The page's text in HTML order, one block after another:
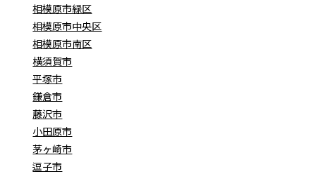
相模原市緑区
相模原市中央区
相模原市南区
横須賀市
平塚市
鎌倉市
藤沢市
小田原市
茅ヶ崎市
逗子市